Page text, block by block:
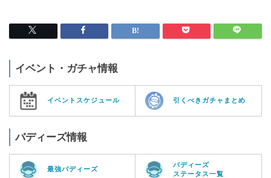
イベント・ガチャ情報
イベントスケジュール 引くべきガチャまとめ
バディーズ情報
最強バディーズ
バディーズ
ステータス一覧